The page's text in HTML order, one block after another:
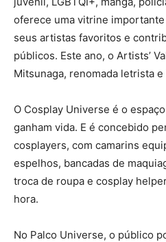
oferece uma vitrine
seus artistas favoritos e
públicos. Este ano, o Artists’
Mitsunaga, renomada letrista
O Cosplay Universe é o
ganham vida. E é concebido
cosplayers, com camarins
espelhos, bancadas de
troca de roupa e cosplay
hora.
No Palco Universe, o público